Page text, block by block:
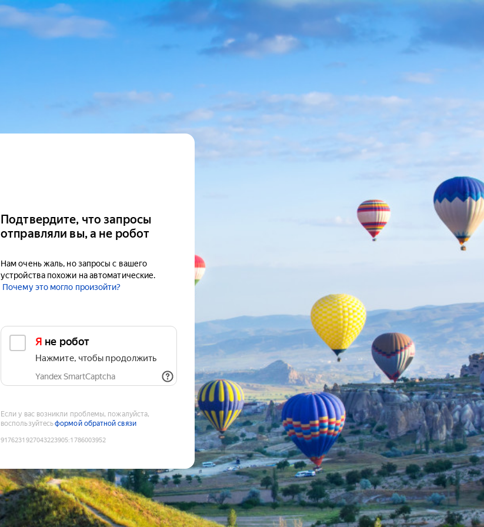
Подтвердите, что запросы
отправляли вы, а не робот
Нам очень жаль, но запросы с вашего
устройства похожи на автоматические.
Почему это могло произойти?
Я не робот
Нажмите, чтобы продолжить
Yandex SmartCaptcha
Если у вас возникли проблемы, пожалуйста,
воспользуйтесьформой обратной связи
9176231927043223905:1786003952